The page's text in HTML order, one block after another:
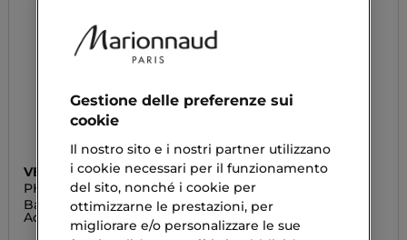
VEBIX
PHYTAMIN
Bagnodoccia al Miele
Addolcente
RUDY
FIRENZE
Crema Mani
5,11 €
Gestione delle preferenze sui
cookie
Il nostro sito e i nostri partner utilizzano
i cookie necessari per il funzionamento
del sito, nonché i cookie per
ottimizzarne le prestazioni, per
migliorare e/o personalizzare le sue